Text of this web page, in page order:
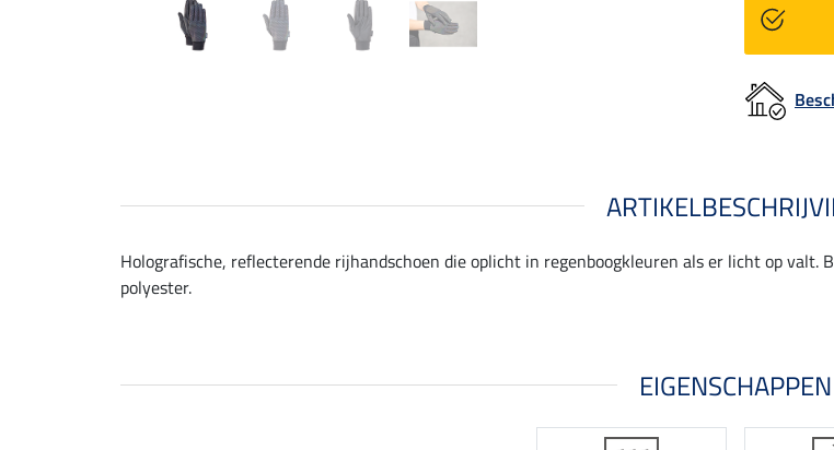
Holografische, reflecterende rijhandschoen die oplicht in regenboogkleuren als er licht op valt.
polyester.
EIGENSCHAPPEN